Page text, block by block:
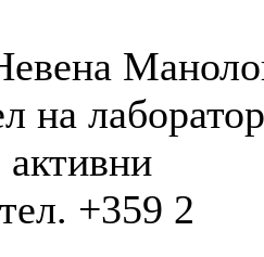
на
+359 2